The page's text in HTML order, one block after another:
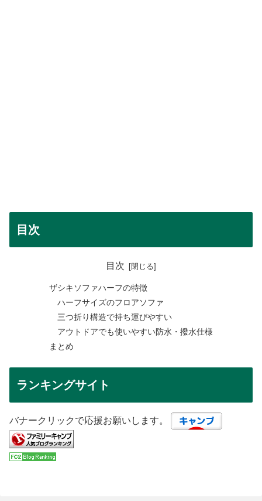
目次
目次
ザシキソファハーフの特徴
ハーフサイズのフロアソファ
三つ折り構造で持ち運びやすい
アウトドアでも使いやすい防水・撥水仕様
まとめ
ランキングサイト
バナークリックで応援お願いします。